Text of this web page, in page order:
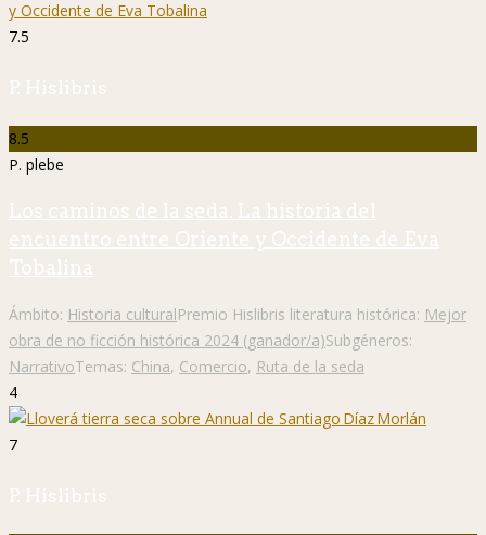
7.5
P. Hislibris
8.5
P. plebe
Los caminos de la seda. La historia del
encuentro entre Oriente y Occidente de Eva
Tobalina
Ámbito: Historia culturalPremio Hislibris literatura histórica: Mejor
obra de no ficción histórica 2024 (ganador/a)Subgéneros:
NarrativoTemas: China, Comercio, Ruta de la seda
4
7
P. Hislibris